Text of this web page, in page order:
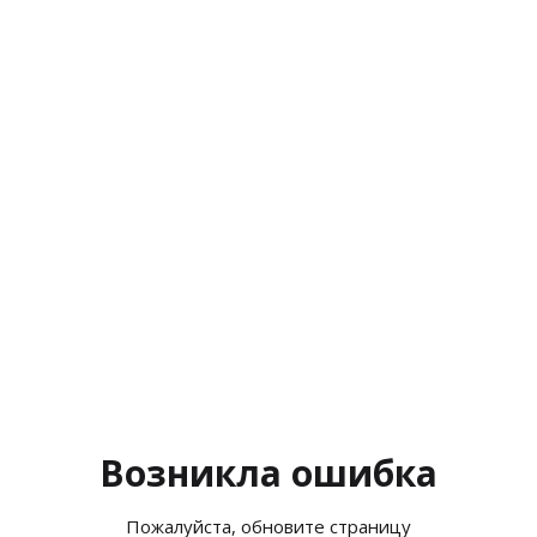
Возникла ошибка
Пожалуйста, обновите страницу